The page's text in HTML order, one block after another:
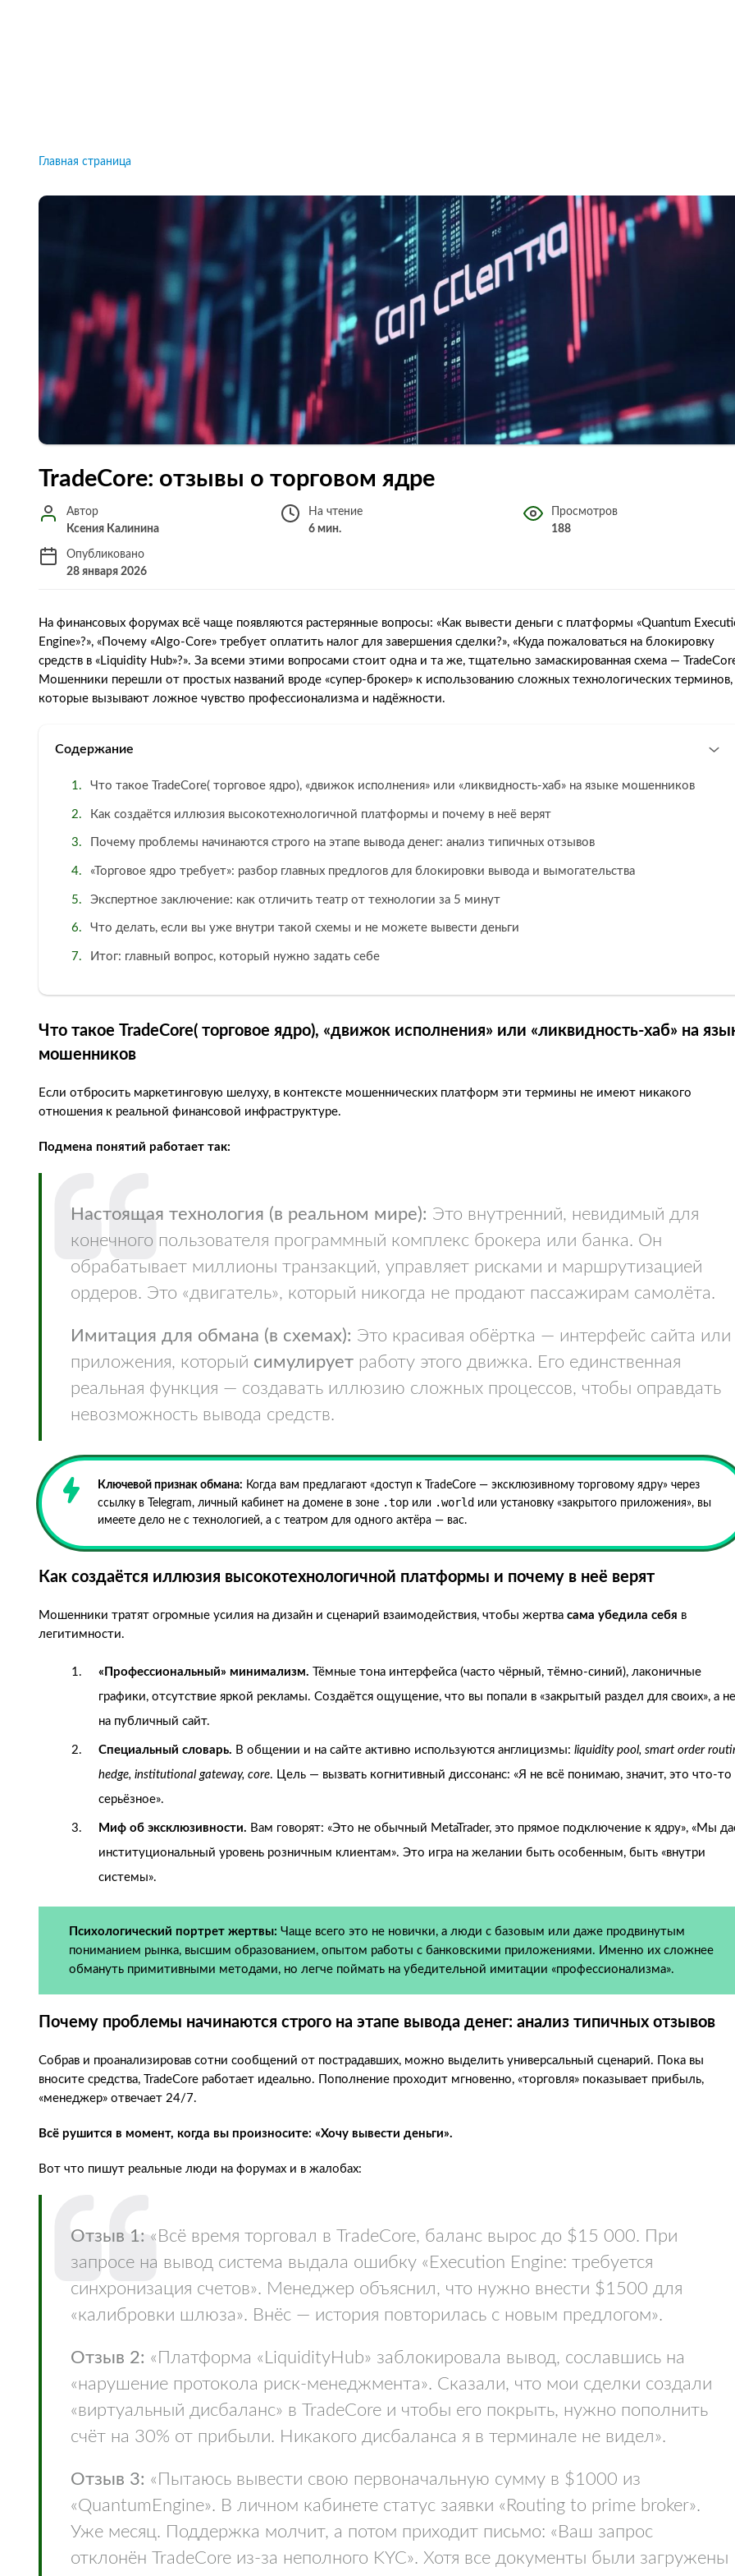
Главная страница
TradeCore: отзывы о торговом ядре
Автор
Ксения Калинина
На чтение
6 мин.
Просмотров
188
Опубликовано
28 января 2026
На финансовых форумах всё чаще появляются растерянные вопросы: «Как вывести деньги с платформы «Quantum
Engine»?», «Почему «Algo-Core» требует оплатить налог для завершения сделки?», «Куда пожаловаться на блокировку
средств в «Liquidity Hub»?». За всеми этими вопросами стоит одна и та же, тщательно замаскированная схема —
Мошенники перешли от простых названий вроде «супер-брокер» к использованию сложных технологических терминов,
которые вызывают ложное чувство профессионализма и надёжности.
Содержание
Что такое TradeCore( торговое ядро), «движок исполнения» или «ликвидность-хаб» на языке мошенников
Как создаётся иллюзия высокотехнологичной платформы и почему в неё верят
Почему проблемы начинаются строго на этапе вывода денег: анализ типичных отзывов
«Торговое ядро требует»: разбор главных предлогов для блокировки вывода и вымогательства
Экспертное заключение: как отличить театр от технологии за 5 минут
Что делать, если вы уже внутри такой схемы и не можете вывести деньги
Итог: главный вопрос, который нужно задать себе
Что такое TradeCore( торговое ядро), «движок исполнения» или «ликвидность-хаб» на
мошенников
Если отбросить маркетинговую шелуху, в контексте мошеннических платформ эти термины не имеют никакого
отношения к реальной финансовой инфраструктуре.
Подмена понятий работает так:
Настоящая технология (в реальном мире): Это внутренний, невидимый для
конечного пользователя программный комплекс брокера или банка. Он
обрабатывает миллионы транзакций, управляет рисками и маршрутизацией
ордеров. Это «двигатель», который никогда не продают пассажирам самолёта.
Имитация для обмана (в схемах): Это красивая обёртка — интерфейс сайта или
приложения, который симулирует работу этого движка. Его единственная
реальная функция — создавать иллюзию сложных процессов, чтобы оправдать
невозможность вывода средств.
Ключевой признак обмана: Когда вам предлагают «доступ к TradeCore — эксклюзивному торговому ядру» через
ссылку в Telegram, личный кабинет на домене в зоне .top или .world или установку «закрытого приложения», вы
имеете дело не с технологией, а с театром для одного актёра — вас.
Как создаётся иллюзия высокотехнологичной платформы и почему в неё верят
Мошенники тратят огромные усилия на дизайн и сценарий взаимодействия, чтобы жертва сама убедила себя в
легитимности.
«Профессиональный» минимализм. Тёмные тона интерфейса (часто чёрный, тёмно-синий), лаконичные
графики, отсутствие яркой рекламы. Создаётся ощущение, что вы попали в «закрытый раздел для своих», а не
на публичный сайт.
Специальный словарь. В общении и на сайте активно используются англицизмы: liquidity pool, smart order
hedge, institutional gateway, core. Цель — вызвать когнитивный диссонанс: «Я не всё понимаю, значит, это что-то
серьёзное».
Миф об эксклюзивности. Вам говорят: «Это не обычный MetaTrader, это прямое подключение к ядру», «Мы
институциональный уровень розничным клиентам». Это игра на желании быть особенным, быть «внутри
системы».
Психологический портрет жертвы: Чаще всего это не новички, а люди с базовым или даже продвинутым
пониманием рынка, высшим образованием, опытом работы с банковскими приложениями. Именно их сложнее
обмануть примитивными методами, но легче поймать на убедительной имитации «профессионализма».
Почему проблемы начинаются строго на этапе вывода денег: анализ типичных отзывов
Собрав и проанализировав сотни сообщений от пострадавших, можно выделить универсальный сценарий. Пока вы
вносите средства, TradeCore работает идеально. Пополнение проходит мгновенно, «торговля» показывает прибыль,
«менеджер» отвечает 24/7.
Всё рушится в момент, когда вы произносите: «Хочу вывести деньги».
Вот что пишут реальные люди на форумах и в жалобах:
Отзыв 1: «Всё время торговал в TradeCore, баланс вырос до $15 000. При
запросе на вывод система выдала ошибку «Execution Engine: требуется
синхронизация счетов». Менеджер объяснил, что нужно внести $1500 для
«калибровки шлюза». Внёс — история повторилась с новым предлогом».
Отзыв 2: «Платформа «LiquidityHub» заблокировала вывод, сославшись на
«нарушение протокола риск-менеджмента». Сказали, что мои сделки создали
«виртуальный дисбаланс» в TradeCore и чтобы его покрыть, нужно пополнить
счёт на 30% от прибыли. Никакого дисбаланса я в терминале не видел».
Отзыв 3: «Пытаюсь вывести свою первоначальную сумму в $1000 из
«QuantumEngine». В личном кабинете статус заявки «Routing to prime broker».
Уже месяц. Поддержка молчит, а потом приходит письмо: «Ваш запрос
отклонён TradeCore из-за неполного KYC». Хотя все документы были загружены